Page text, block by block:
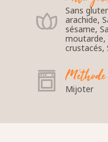
Sans
arachide,
sésame,
moutarde,
crustacés,
Méthode
Mijoter